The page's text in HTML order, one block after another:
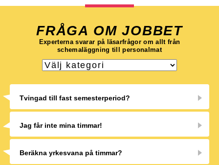
FRÅGA OM JOBBET
Experterna svarar på läsarfrågor om allt från
schemaläggning till personalmat
Tvingad till fast semesterperiod?
Jag får inte mina timmar!
Beräkna yrkesvana på timmar?